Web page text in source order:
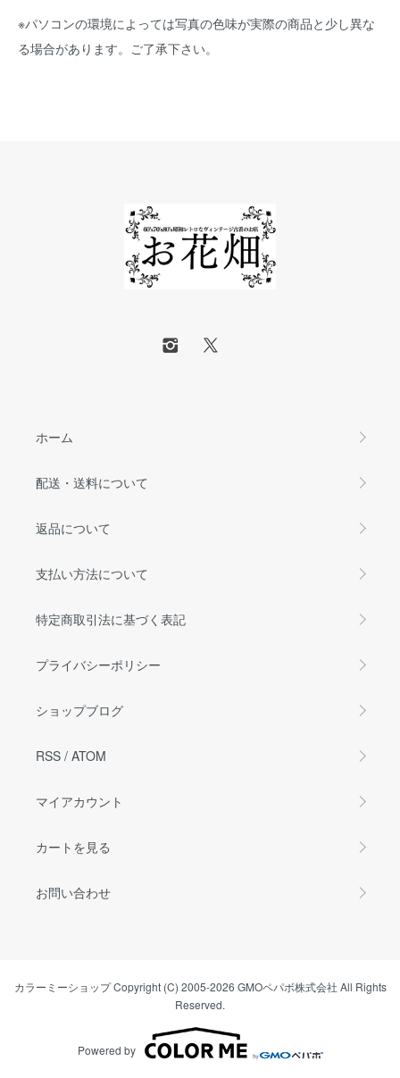
※パソコンの環境によっては写真の色味が実際の商品と少し異な
る場合があります。ご了承下さい。
ホーム
配送・送料について
返品について
支払い方法について
特定商取引法に基づく表記
プライバシーポリシー
ショップブログ
RSS / ATOM
マイアカウント
カートを見る
お問い合わせ
カラーミーショップCopyright (C) 2005-2026 GMOペパボ株式会社 All Rights
Reserved.
Powered by